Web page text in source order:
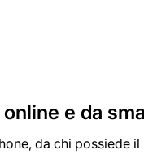
e da
da chi possiede